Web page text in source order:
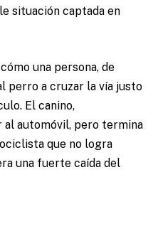
situación captada en
una persona, de
perro a cruzar la vía justo
El canino,
al automóvil, pero termina
que no logra
una fuerte caída del